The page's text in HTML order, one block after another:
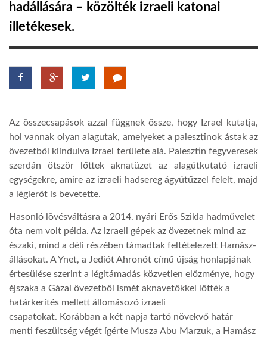
TROPICALMAGAZIN
GLOBOTV
AFRIKA TUDÁSTÁR
A NAP SZÉPE
LINKTR.EE
DOBRAVERO.HU
LATIMO.HU
GLOBOBOOK
hadállására – közölték izraeli katonai
illetékesek.
Az összecsapások azzal függnek össze, hogy Izrael kutatja,
hol vannak olyan alagutak, amelyeket a palesztinok ástak az
övezetből kiindulva Izrael területe alá. Palesztin fegyveresek
szerdán ötször lőttek aknatüzet az alagútkutató izraeli
egységekre, amire az izraeli hadsereg ágyútűzzel felelt, majd
a légierőt is bevetette.
Hasonló lövésváltásra a 2014. nyári Erős Szikla hadművelet
óta nem volt példa. Az izraeli gépek az övezetnek mind az
északi, mind a déli részében támadtak feltételezett Hamász-
állásokat. A Ynet, a Jediót Ahronót című újság honlapjának
értesülése szerint a légitámadás közvetlen előzménye, hogy
éjszaka a Gázai övezetből ismét aknavetőkkel lőtték a
határkerítés mellett állomásozó izraeli
csapatokat. Korábban a két napja tartó növekvő határ
menti feszültség végét ígérte Musza Abu Marzuk, a Hamász